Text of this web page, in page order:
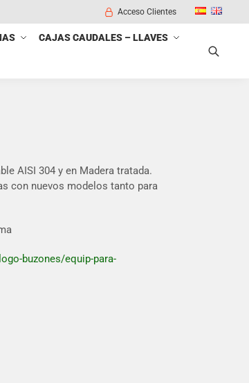
Acceso Clientes
CAJAS CAUDALES – LLAVES
AISI 304 y en Madera tratada.
con nuevos modelos tanto para
buzones/equip-para-